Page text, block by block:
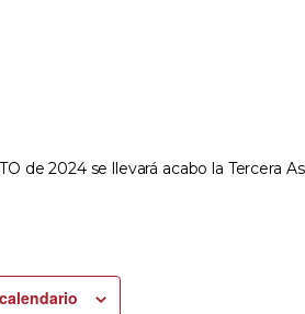
de 2024 se llevará acabo la Tercera